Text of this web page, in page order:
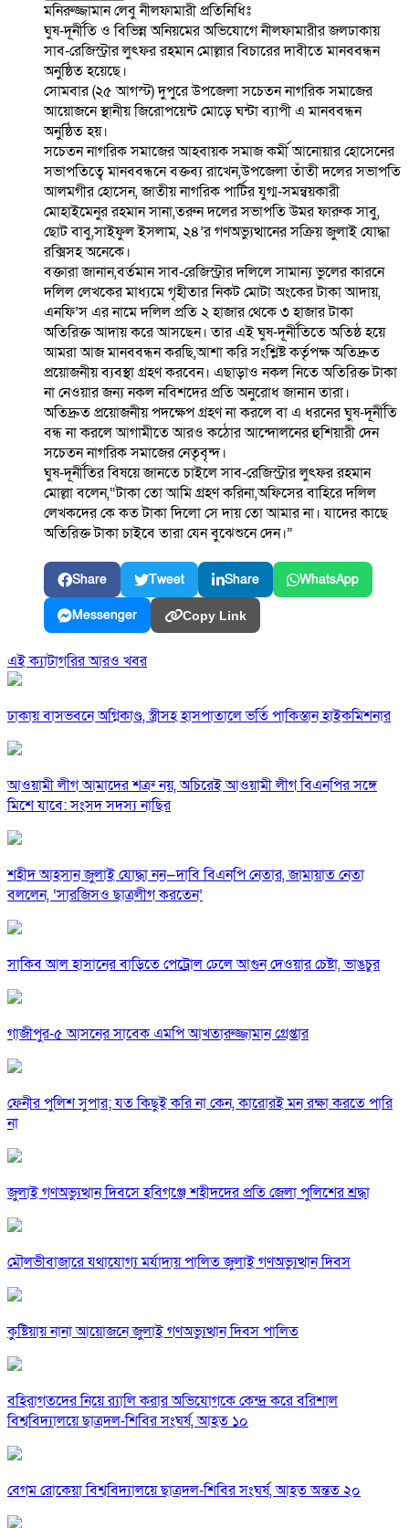
মনিরুজ্জামান লেবু নীলফামারী প্রতিনিধিঃ
ঘুষ-দূর্নীতি ও বিভিন্ন অনিয়মের অভিযোগে নীলফামারীর জলঢাকায়
সাব-রেজিস্ট্রার লুৎফর রহমান মোল্লার বিচারের দাবীতে মানববন্ধন
অনুষ্ঠিত হয়েছে।
সোমবার (২৫ আগস্ট) দুপুরে উপজেলা সচেতন নাগরিক সমাজের
আয়োজনে স্থানীয় জিরোপয়েন্ট মোড়ে ঘন্টা ব্যাপী এ মানববন্ধন
অনুষ্ঠিত হয়।
সচেতন নাগরিক সমাজের আহবায়ক সমাজ কর্মী আনোয়ার হোসেনের
সভাপতিত্বে মানববন্ধনে বক্তব্য রাখেন,উপজেলা তাঁতী দলের সভাপতি
আলমগীর হোসেন, জাতীয় নাগরিক পার্টির যুগ্ম-সমন্বয়কারী
মোহাইমেনুর রহমান সানা,তরুন দলের সভাপতি উমর ফারুক সাবু,
ছোট বাবু,সাইফুল ইসলাম, ২৪’র গণঅভ্যুত্থানের সক্রিয় জুলাই যোদ্ধা
রক্সিসহ অনেকে।
বক্তারা জানান,বর্তমান সাব-রেজিস্ট্রার দলিলে সামান্য ভুলের কারনে
দলিল লেখকের মাধ্যমে গৃহীতার নিকট মোটা অংকের টাকা আদায়,
এনফি’স এর নামে দলিল প্রতি ২ হাজার থেকে ৩ হাজার টাকা
অতিরিক্ত আদায় করে আসছেন। তার এই ঘুষ-দূর্নীতিতে অতিষ্ঠ হয়ে
আমরা আজ মানববন্ধন করছি,আশা করি সংশ্লিষ্ট কর্তৃপক্ষ অতিদ্রুত
প্রয়োজনীয় ব্যবস্থা গ্রহণ করবেন। এছাড়াও নকল নিতে অতিরিক্ত টাকা
না নেওয়ার জন্য নকল নবিশদের প্রতি অনুরোধ জানান তারা।
অতিদ্রুত প্রয়োজনীয় পদক্ষেপ গ্রহণ না করলে বা এ ধরনের ঘুষ-দূর্নীতি
বন্ধ না করলে আগামীতে আরও কঠোর আন্দোলনের হুশিয়ারী দেন
সচেতন নাগরিক সমাজের নেতৃবৃন্দ।
ঘুষ-দূর্নীতির বিষয়ে জানতে চাইলে সাব-রেজিস্ট্রার লুৎফর রহমান
মোল্লা বলেন,“টাকা তো আমি গ্রহণ করিনা,অফিসের বাহিরে দলিল
লেখকদের কে কত টাকা দিলো সে দায় তো আমার না। যাদের কাছে
অতিরিক্ত টাকা চাইবে তারা যেন বুঝেশুনে দেন।”
Share Tweet Share WhatsApp
Messenger Copy Link
এই ক্যাটাগরির আরও খবর
ঢাকায় বাসভবনে অগ্নিকাণ্ড, স্ত্রীসহ হাসপাতালে ভর্তি পাকিস্তান হাইকমিশনার
আওয়ামী লীগ আমাদের শত্রু নয়, অচিরেই আওয়ামী লীগ বিএনপির সঙ্গে
মিশে যাবে: সংসদ সদস্য নাছির
শহীদ আহসান জুলাই যোদ্ধা নন—দাবি বিএনপি নেতার, জামায়াত নেতা
বললেন, ‘সারজিসও ছাত্রলীগ করতেন’
সাকিব আল হাসানের বাড়িতে পেট্রোল ঢেলে আগুন দেওয়ার চেষ্টা, ভাঙচুর
গাজীপুর-৫ আসনের সাবেক এমপি আখতারুজ্জামান গ্রেপ্তার
ফেনীর পুলিশ সুপার; যত কিছুই করি না কেন, কারোরই মন রক্ষা করতে পারি
না
জুলাই গণঅভ্যুত্থান দিবসে হবিগঞ্জে শহীদদের প্রতি জেলা পুলিশের শ্রদ্ধা
মৌলভীবাজারে যথাযোগ্য মর্যাদায় পালিত জুলাই গণঅভ্যুত্থান দিবস
কুষ্টিয়ায় নানা আয়োজনে জুলাই গণঅভ্যুত্থান দিবস পালিত
বহিরাগতদের নিয়ে র‍্যালি করার অভিযোগকে কেন্দ্র করে বরিশাল
বিশ্ববিদ্যালয়ে ছাত্রদল-শিবির সংঘর্ষ, আহত ১০
বেগম রোকেয়া বিশ্ববিদ্যালয়ে ছাত্রদল-শিবির সংঘর্ষ, আহত অন্তত ২০